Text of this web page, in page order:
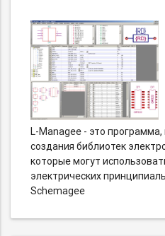
L-Managee - это
создания библиотек
которые могут
электрических
Schemagee